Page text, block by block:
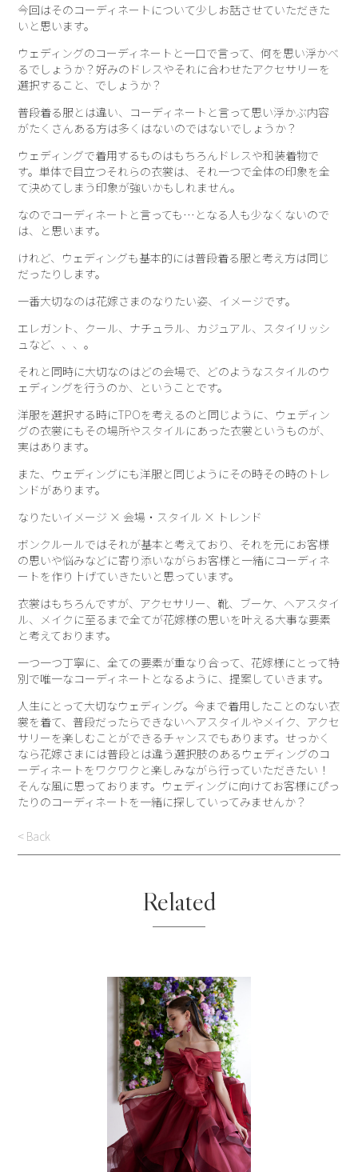
今回はそのコーディネートについて少しお話させていただきた
いと思います。
ウェディングのコーディネートと一口で言って、何を思い浮かべ
るでしょうか？好みのドレスやそれに合わせたアクセサリーを
選択すること、でしょうか？
普段着る服とは違い、コーディネートと言って思い浮かぶ内容
がたくさんある方は多くはないのではないでしょうか？
ウェディングで着用するものはもちろんドレスや和装着物で
す。単体で目立つそれらの衣裳は、それ一つで全体の印象を全
て決めてしまう印象が強いかもしれません。
なのでコーディネートと言っても…となる人も少なくないので
は、と思います。
けれど、ウェディングも基本的には普段着る服と考え方は同じ
だったりします。
一番大切なのは花嫁さまのなりたい姿、イメージです。
エレガント、クール、ナチュラル、カジュアル、スタイリッシ
ュなど、、、。
それと同時に大切なのはどの会場で、どのようなスタイルのウ
ェディングを行うのか、ということです。
洋服を選択する時にTPOを考えるのと同じように、ウェディン
グの衣裳にもその場所やスタイルにあった衣裳というものが、
実はあります。
また、ウェディングにも洋服と同じようにその時その時のトレ
ンドがあります。
なりたいイメージ × 会場・スタイル × トレンド
ボンクルールではそれが基本と考えており、それを元にお客様
の思いや悩みなどに寄り添いながらお客様と一緒にコーディネ
ートを作り上げていきたいと思っています。
衣裳はもちろんですが、アクセサリー、靴、ブーケ、ヘアスタイ
ル、メイクに至るまで全てが花嫁様の思いを叶える大事な要素
と考えております。
一つ一つ丁寧に、全ての要素が重なり合って、花嫁様にとって特
別で唯一なコーディネートとなるように、提案していきます。
人生にとって大切なウェディング。今まで着用したことのない衣
裳を着て、普段だったらできないヘアスタイルやメイク、アクセ
サリーを楽しむことができるチャンスでもあります。せっかく
なら花嫁さまには普段とは違う選択肢のあるウェディングのコ
ーディネートをワクワクと楽しみながら行っていただきたい！
そんな風に思っております。ウェディングに向けてお客様にぴっ
たりのコーディネートを一緒に探していってみませんか？
< Back
Related